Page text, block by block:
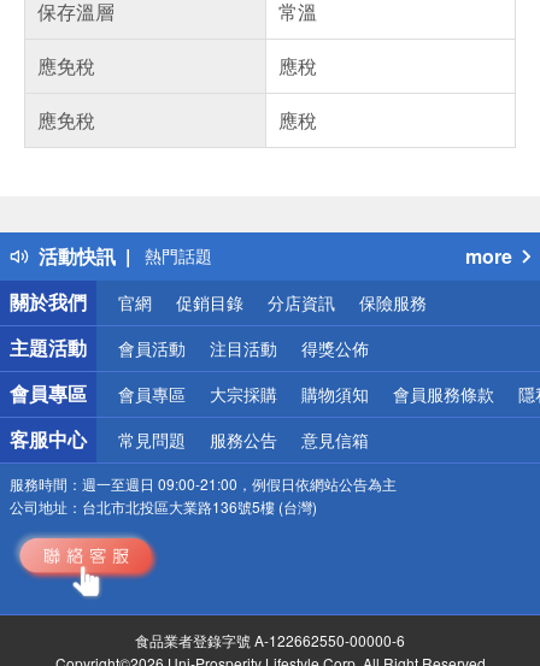
保存溫層
常溫
應免稅
應稅
應免稅
應稅
活動快訊
得獎公告
熱門話題
銀行優惠
偏遠地區配送
詐騙網頁！請小心！
more
關於我們
官網 促銷目錄 分店資訊 保險服務
主題活動 會員活動 注目活動 得獎公佈
會員專區 會員專區 大宗採購 購物須知 會員服務條款 隱
客服中心 常見問題 服務公告 意見信箱
服務時間： 週一至週日 09:00-21:00，例假日依網站公告為主
公司地址： 台北市北投區大業路136號5樓 (台灣)
食品業者登錄字號 A-122662550-00000-6